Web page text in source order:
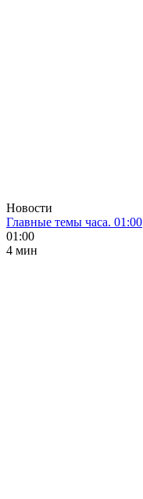
Новости
Главные темы часа. 01:00
01:00
4 мин